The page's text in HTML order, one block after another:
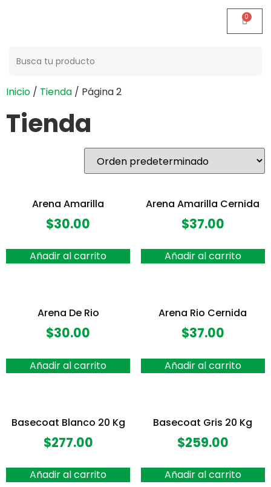
Inicio / Tienda / Página 2
Tienda
Arena Amarilla
$30.00
Añadir al carrito
Arena Amarilla Cernida
$37.00
Añadir al carrito
Arena De Rio
$30.00
Añadir al carrito
Arena Rio Cernida
$37.00
Añadir al carrito
Basecoat Blanco 20 Kg
$277.00
Añadir al carrito
Basecoat Gris 20 Kg
$259.00
Añadir al carrito